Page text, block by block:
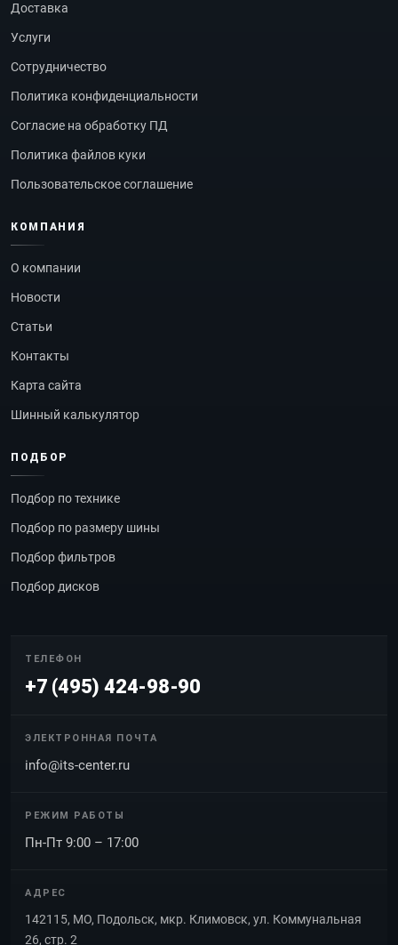
Доставка
Услуги
Сотрудничество
Политика конфиденциальности
Согласие на обработку ПД
Политика файлов куки
Пользовательское соглашение
КОМПАНИЯ
О компании
Новости
Статьи
Контакты
Карта сайта
Шинный калькулятор
ПОДБОР
Подбор по технике
Подбор по размеру шины
Подбор фильтров
Подбор дисков
ТЕЛЕФОН
+7 (495) 424-98-90
ЭЛЕКТРОННАЯ ПОЧТА
info@its-center.ru
РЕЖИМ РАБОТЫ
Пн-Пт 9:00 – 17:00
АДРЕС
142115, МО, Подольск, мкр. Климовск, ул. Коммунальная
26, стр. 2